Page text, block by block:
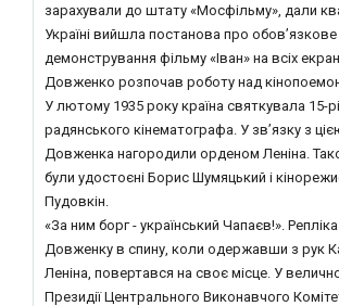
зарахували до штату «Мосфільму», дали
Україні вийшла постанова про обов’язкове
демонстрування фільму «Іван» на всіх
Довженко розпочав роботу над
У лютому 1935 року країна святкувала 15-
радянського кінематографа. У зв’язку з
Довженка нагородили орденом Леніна.
були удостоєні Борис Шумяцький і
Пудовкін.
«За ним борг - український Чапаєв!».
Довженку в спину, коли одержавши з рук
Леніна, повертався на своє місце. У
Президії Центрального Виконавчого